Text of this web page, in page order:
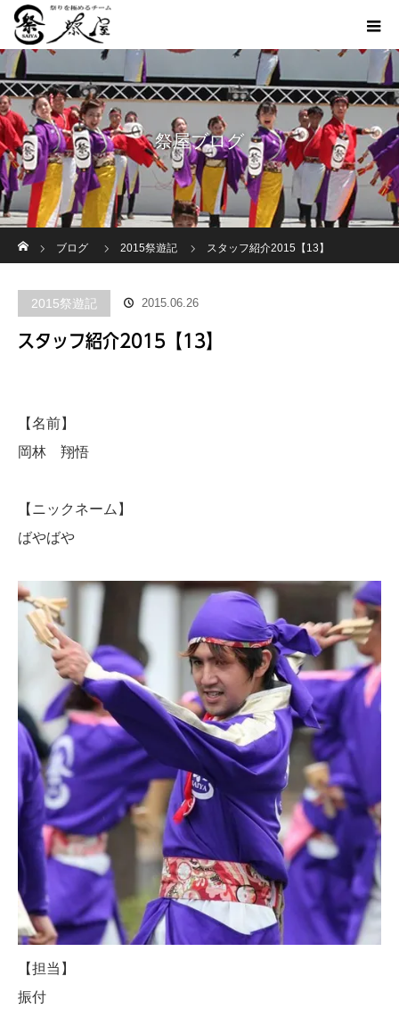
祭屋ブログ
ブログ
2015祭遊記 スタッフ紹介2015【13】
2015祭遊記 2015.06.26
スタッフ紹介2015【13】
【名前】
岡林 翔悟
【ニックネーム】
ばやばや
【担当】
振付